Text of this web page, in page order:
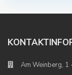
Am Weinberg, 1